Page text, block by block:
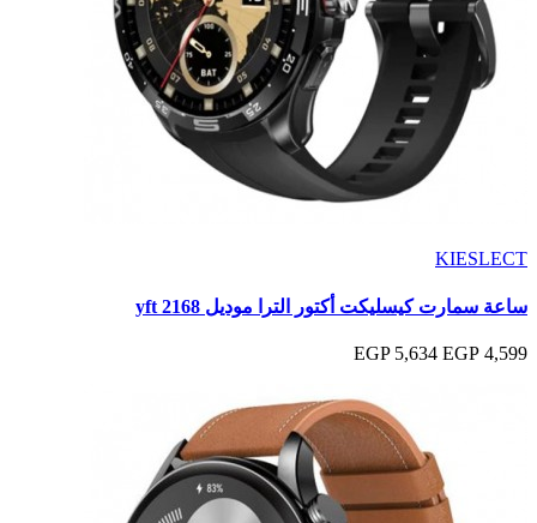
KIESLECT
ساعة سمارت كيسليكت أكتور الترا موديل yft 2168
4,599 EGP
5,634 EGP